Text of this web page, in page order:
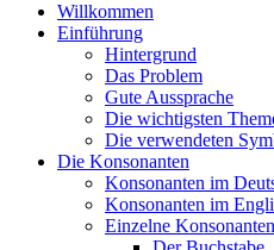
Willkommen
Einführung
Hintergrund
Das Problem
Gute Aussprache
Die wichtigsten
Die verwendeten
Die Konsonanten
Konsonanten im
Konsonanten im
Einzelne Konsonanten